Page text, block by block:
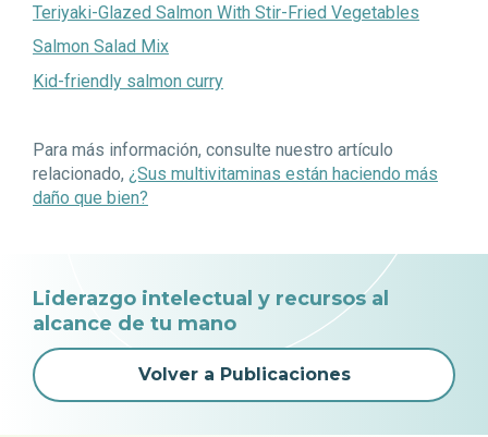
Teriyaki-Glazed Salmon With Stir-Fried Vegetables
Salmon Salad Mix
Kid-friendly salmon curry
Para más información, consulte nuestro artículo
relacionado, ¿Sus multivitaminas están haciendo más
daño que bien?
Liderazgo intelectual y recursos al
alcance de tu mano
Volver a Publicaciones